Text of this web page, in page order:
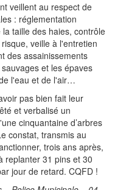
veillent au respect de
: réglementation
taille des haies, contrôle
veille à l'entretien
des assainissements
et les épaves
l'eau et de l'air…
pas bien fait leur
et verbalisé un
cinquantaine d’arbres
constat, transmis au
trois ans après,
replanter 31 pins et 30
jour de retard. CQFD !